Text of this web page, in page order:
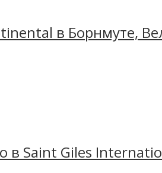
в Борнмуте,
в Saint Giles